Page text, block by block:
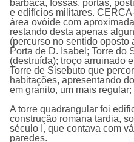
barbacã, fossas, portas,
e edifícios militares.
área ovóide com
restando desta apenas
(percurso no sentido oposto
Porta de D. Isabel; Torre do
(destruída); troço arruinado
Torre de Sisebuto que
habitações, apresentando
em granito, um mais regular;
A torre quadrangular foi
construção romana tardia,
século I, que contava com
paredes.